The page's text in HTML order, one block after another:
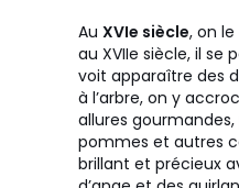
Au XVIe siècle, on
au XVIIe siècle, il se
voit apparaître des
à l’arbre, on y
allures
pommes et autres
brillant et précieux